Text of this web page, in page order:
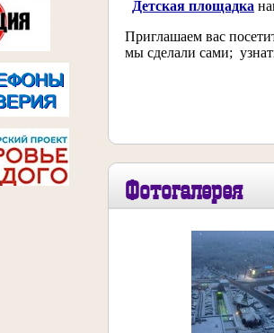
Детская площадка
Приглашаем вас
мы сделали сами;
Фотогалерея